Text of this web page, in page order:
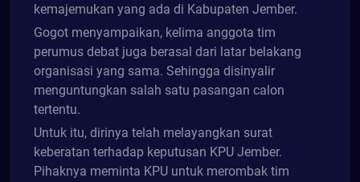
kemajemukan yang ada di Kabupaten Jember.
Gogot menyampaikan, kelima anggota tim
perumus debat juga berasal dari latar belakang
organisasi yang sama. Sehingga disinyalir
menguntungkan salah satu pasangan calon
tertentu.
Untuk itu, dirinya telah melayangkan surat
keberatan terhadap keputusan KPU Jember.
Pihaknya meminta KPU untuk merombak tim